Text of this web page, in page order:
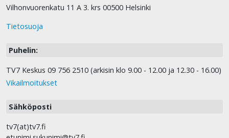
Vilhonvuorenkatu 11 A 3. krs 00500 Helsinki
Tietosuoja
Puhelin:
TV7 Keskus 09 756 2510 (arkisin klo 9.00 - 12.00 ja 12.30 - 16.00)
Vikailmoitukset
Sähköposti
tv7(at)tv7.fi